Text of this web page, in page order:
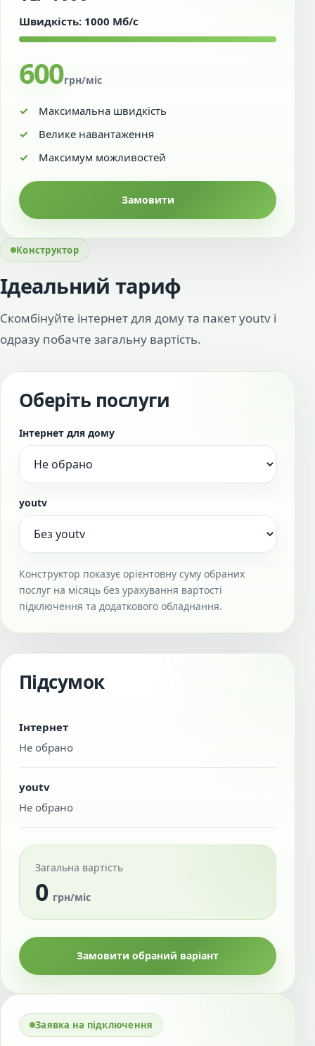
Швидкість: 1000 Мб/с
600грн/міс
Максимальна швидкість
Велике навантаження
Максимум можливостей
Замовити
Конструктор
Ідеальний тариф
Скомбінуйте інтернет для дому та пакет youtv і
одразу побачте загальну вартість.
Оберіть послуги
Інтернет для дому
youtv
Конструктор показує орієнтовну суму обраних
послуг на місяць без урахування вартості
підключення та додаткового обладнання.
Підсумок
Інтернет
Не обрано
youtv
Не обрано
Загальна вартість
0 грн/міс
Замовити обраний варіант
Заявка на підключення